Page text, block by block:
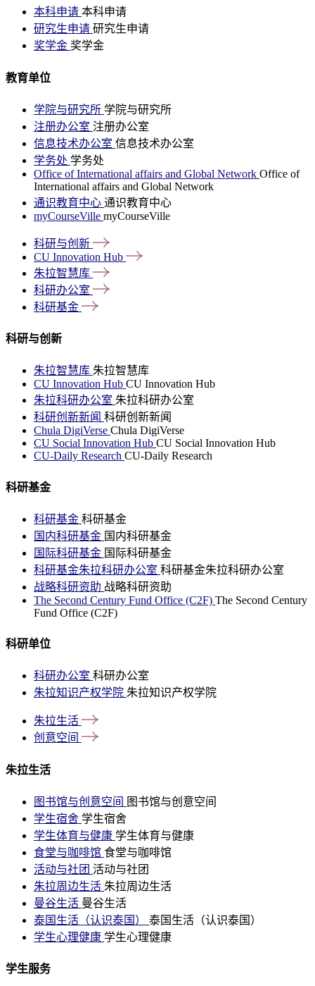
本科申请 本科申请
研究生申请 研究生申请
奖学金 奖学金
教育单位
学院与研究所 学院与研究所
注册办公室 注册办公室
信息技术办公室 信息技术办公室
学务处 学务处
Office of International affairs and Global Network Office of
International affairs and Global Network
通识教育中心 通识教育中心
myCourseVille myCourseVille
科研与创新
CU Innovation Hub
朱拉智慧库
科研办公室
科研基金
科研与创新
朱拉智慧库 朱拉智慧库
CU Innovation Hub CU Innovation Hub
朱拉科研办公室 朱拉科研办公室
科研创新新闻 科研创新新闻
Chula DigiVerse Chula DigiVerse
CU Social Innovation Hub CU Social Innovation Hub
CU-Daily Research CU-Daily Research
科研基金
科研基金 科研基金
国内科研基金 国内科研基金
国际科研基金 国际科研基金
科研基金朱拉科研办公室 科研基金朱拉科研办公室
战略科研资助 战略科研资助
The Second Century Fund Office (C2F) The Second Century
Fund Office (C2F)
科研单位
科研办公室 科研办公室
朱拉知识产权学院 朱拉知识产权学院
朱拉生活
创意空间
朱拉生活
图书馆与创意空间 图书馆与创意空间
学生宿舍 学生宿舍
学生体育与健康 学生体育与健康
食堂与咖啡馆 食堂与咖啡馆
活动与社团 活动与社团
朱拉周边生活 朱拉周边生活
曼谷生活 曼谷生活
泰国生活（认识泰国） 泰国生活（认识泰国）
学生心理健康 学生心理健康
学生服务